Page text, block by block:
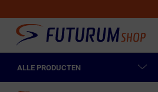
ALLE PRODUCTEN